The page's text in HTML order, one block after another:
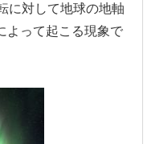
に対して地球の地軸
よって起こる現象で